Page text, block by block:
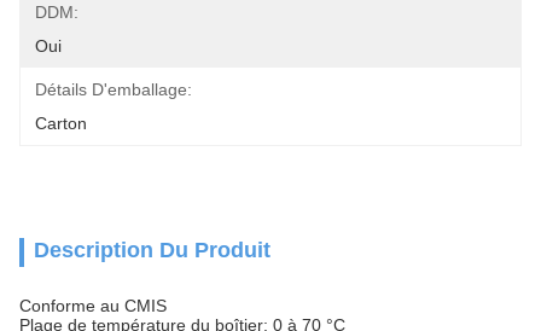
DDM:
Oui
Détails D'emballage:
Carton
Description Du Produit
Conforme au CMIS
Plage de température du boîtier: 0 à 70 °C